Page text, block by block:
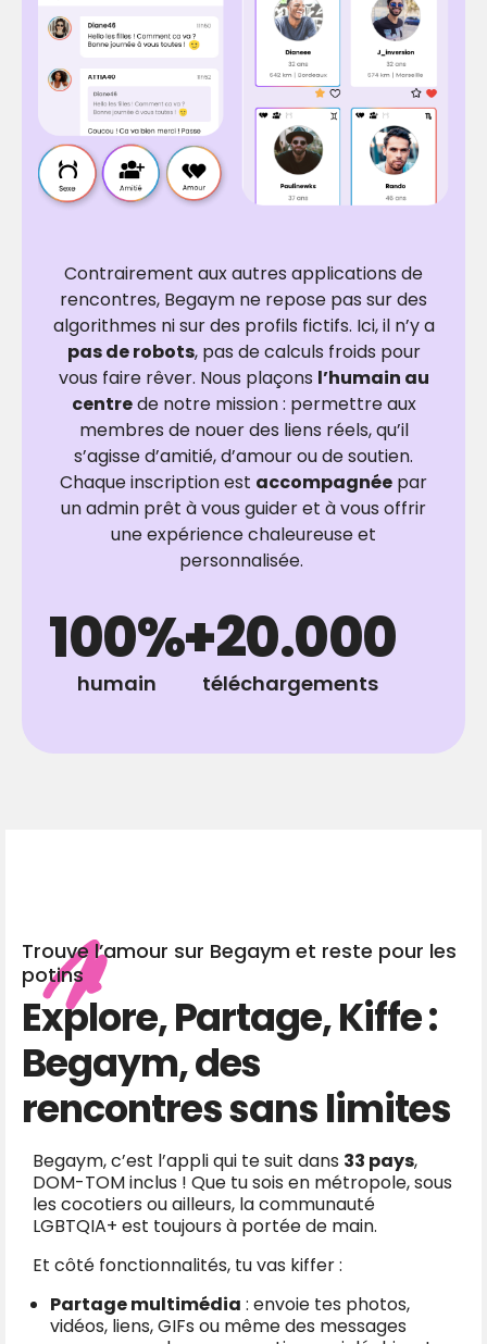
Contrairement aux autres applications de
rencontres, Begaym ne repose pas sur des
algorithmes ni sur des profils fictifs. Ici, il n’y a
pas de robots, pas de calculs froids pour
vous faire rêver. Nous plaçons l’humain au
centrede notre mission : permettre aux
membres de nouer des liens réels, qu’il
s’agisse d’amitié, d’amour ou de soutien.
Chaque inscription est accompagnée par
un admin prêt à vous guider et à vous offrir
une expérience chaleureuse et
personnalisée.
100%
humain
+20.000
téléchargements
Trouve l’amour sur Begaym et reste pour les
potins
Explore, Partage, Kiffe :
Begaym, des
rencontres sans limites
Begaym, c’est l’appli qui te suit dans 33 pays,
DOM-TOM inclus ! Que tu sois en métropole, sous
les cocotiers ou ailleurs, la communauté
LGBTQIA+ est toujours à portée de main.
Et côté fonctionnalités, tu vas kiffer :
Partage multimédia : envoie tes photos,
vidéos, liens, GIFs ou même des messages